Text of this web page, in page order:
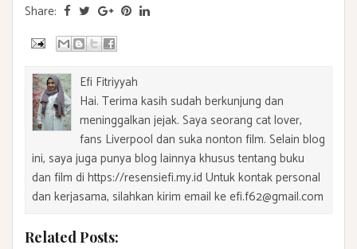
Share:
Efi Fitriyyah
Hai. Terima kasih sudah berkunjung dan
meninggalkan jejak. Saya seorang cat lover,
fans Liverpool dan suka nonton film. Selain blog
ini, saya juga punya blog lainnya khusus tentang buku
dan film di https://resensiefi.my.id Untuk kontak personal
dan kerjasama, silahkan kirim email ke efi.f62@gmail.com
Related Posts: